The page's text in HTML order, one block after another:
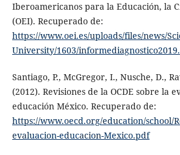
Iberoamericanos para la Educación, la
(OEI). Recuperado de:
https://www.oei.es/uploads/files/news/
University/1603/
Santiago, P., McGregor, I., Nusche, D.,
(2012). Revisiones de la OCDE sobre la
educación México. Recuperado de:
https://www.oecd.org/education/school/
evaluacion-educacion-Mexico.pdf